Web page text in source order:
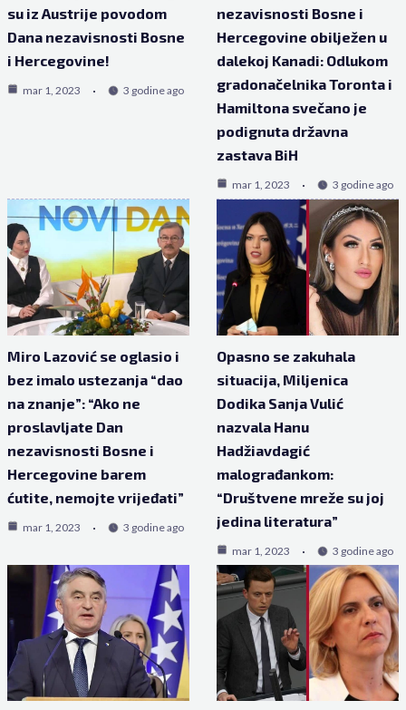
su iz Austrije povodom
Dana nezavisnosti Bosne
i Hercegovine!
mar 1, 2023 3 godine ago
nezavisnosti Bosne i
Hercegovine obilježen u
dalekoj Kanadi: Odlukom
gradonačelnika Toronta i
Hamiltona svečano je
podignuta državna
zastava BiH
mar 1, 2023 3 godine ago
Miro Lazović se oglasio i
bez imalo ustezanja “dao
na znanje”: “Ako ne
proslavljate Dan
nezavisnosti Bosne i
Hercegovine barem
ćutite, nemojte vrijeđati”
mar 1, 2023 3 godine ago
Opasno se zakuhala
situacija, Miljenica
Dodika Sanja Vulić
nazvala Hanu
Hadžiavdagić
malograđankom:
“Društvene mreže su joj
jedina literatura”
mar 1, 2023 3 godine ago